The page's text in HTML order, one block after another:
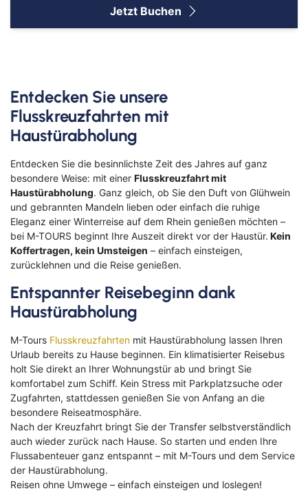
Jetzt Buchen
Entdecken Sie unsere
Flusskreuzfahrten mit
Haustürabholung
Entdecken Sie die besinnlichste Zeit des Jahres auf ganz
besondere Weise: mit einer Flusskreuzfahrt mit
Haustürabholung. Ganz gleich, ob Sie den Duft von Glühwein
und gebrannten Mandeln lieben oder einfach die ruhige
Eleganz einer Winterreise auf dem Rhein genießen möchten –
bei M-TOURS beginnt Ihre Auszeit direkt vor der Haustür. Kein
Koffertragen, kein Umsteigen – einfach einsteigen,
zurücklehnen und die Reise genießen.
Entspannter Reisebeginn dank
Haustürabholung
M-Tours Flusskreuzfahrten mit Haustürabholung lassen Ihren
Urlaub bereits zu Hause beginnen. Ein klimatisierter Reisebus
holt Sie direkt an Ihrer Wohnungstür ab und bringt Sie
komfortabel zum Schiff. Kein Stress mit Parkplatzsuche oder
Zugfahrten, stattdessen genießen Sie von Anfang an die
besondere Reiseatmosphäre.
Nach der Kreuzfahrt bringt Sie der Transfer selbstverständlich
auch wieder zurück nach Hause. So starten und enden Ihre
Flussabenteuer ganz entspannt – mit M-Tours und dem Service
der Haustürabholung.
Reisen ohne Umwege – einfach einsteigen und loslegen!